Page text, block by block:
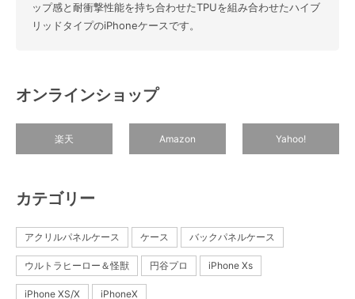
ップ感と耐衝撃性能を持ち合わせたTPUを組み合わせたハイブ
リッドタイプのiPhoneケースです。
オンラインショップ
楽天 Amazon Yahoo!
カテゴリー
アクリルパネルケース ケース バックパネルケース
ウルトラヒーロー＆怪獣 円谷プロ iPhone Xs
iPhone XS/X iPhoneX